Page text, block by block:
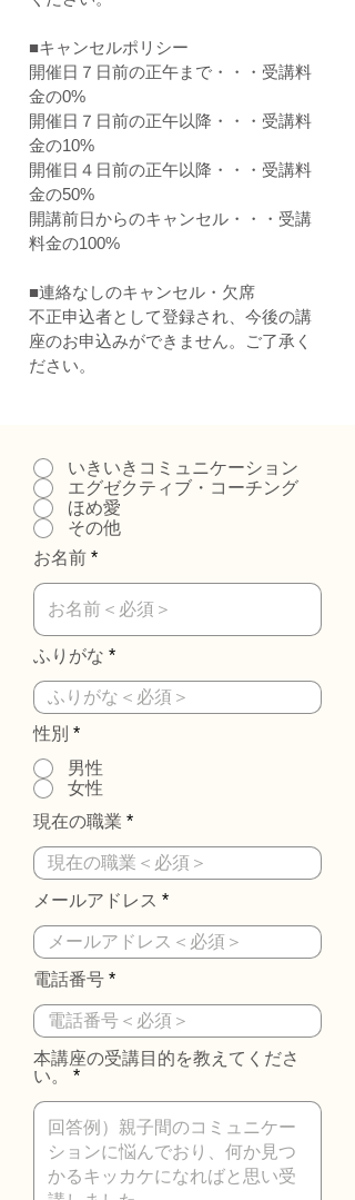
■キャンセルポリシー
開催日７日前の正午まで・・・受講料
金の0%
開催日７日前の正午以降・・・受講料
金の10%
開催日４日前の正午以降・・・受講料
金の50%
開講前日からのキャンセル・・・受講
料金の100%
■連絡なしのキャンセル・欠席
不正申込者として登録され、今後の講
座のお申込みができません。ご了承く
ださい。
いきいきコミュニケーション
エグゼクティブ・コーチング
ほめ愛
その他
お名前
ふりがな
性別 *
男性
女性
現在の職業
メールアドレス
電話番号
本講座の受講目的を教えてくださ
い。